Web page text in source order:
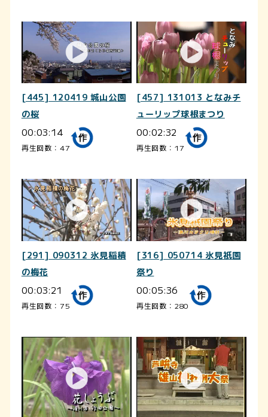
[445] 120419 城山公園
の桜
00:03:14
再生回数：47
[457] 131013 となみチ
ューリップ球根まつり
00:02:32
再生回数：17
[291] 090312 氷見稲積
の梅花
00:03:21
再生回数：75
[316] 050714 氷見祇園
祭り
00:05:36
再生回数：280